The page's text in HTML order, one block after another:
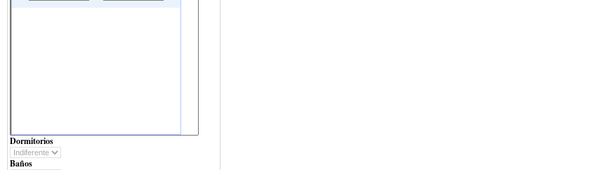
Dormitorios
Baños